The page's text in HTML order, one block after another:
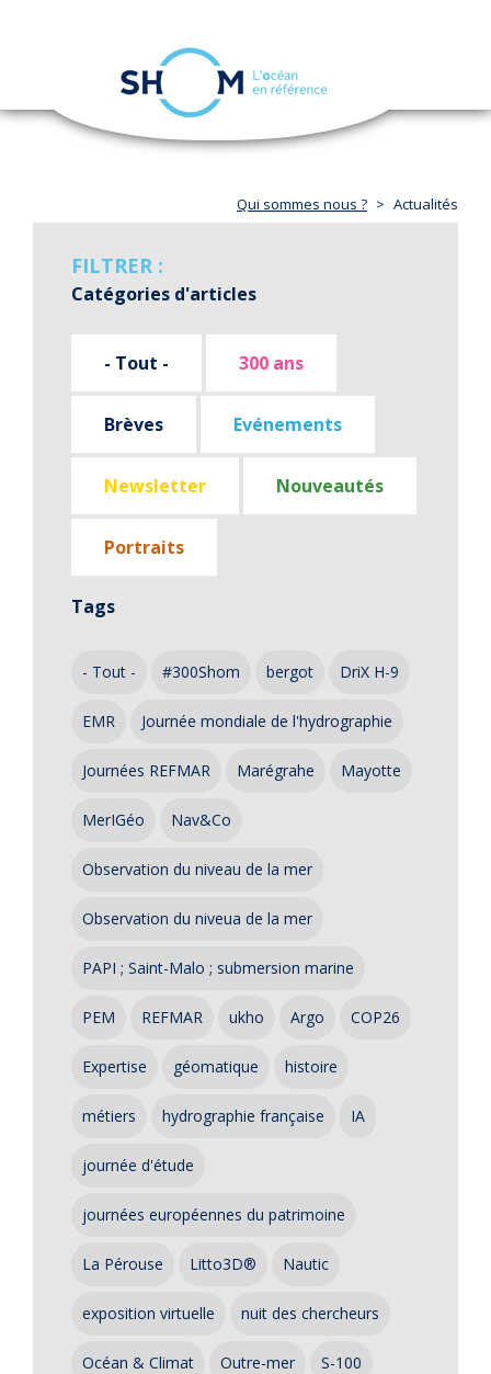
Aller
navigation
Qui sommes nous ? Actualités
FILTRER :
Catégories d'articles
- Tout - 300 ans
Brèves Evénements
Newsletter Nouveautés
Portraits
Tags
- Tout - #300Shom bergot DriX H-9
EMR Journée mondiale de l'hydrographie
Journées REFMAR Marégrahe Mayotte
MerIGéo Nav&Co
Observation du niveau de la mer
Observation du niveua de la mer
PAPI ; Saint-Malo ; submersion marine
PEM REFMAR ukho Argo COP26
Expertise géomatique histoire
métiers hydrographie française IA
journée d'étude
journées européennes du patrimoine
La Pérouse Litto3D® Nautic
exposition virtuelle nuit des chercheurs
Océan & Climat Outre-mer S-100